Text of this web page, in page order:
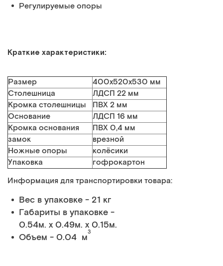
Регулируемые опоры
Краткие характеристики:
Размер
400x520x530 мм
Столешница
ЛДСП 22 мм
Кромка столешницы
ПВХ 2 мм
Основание
ЛДСП 16 мм
Кромка основания
ПВХ 0,4 мм
замок
врезной
Ножные опоры
колёсики
Упаковка
гофрокартон
Информация для транспортировки товара:
Вес в упаковке - 21 кг
Габариты в упаковке -
0.54м. x 0.49м. x 0.15м.
Объем - 0.04 м3